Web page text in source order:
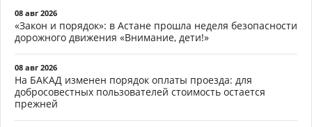
08 авг 2026
«Закон и порядок»: в Астане прошла неделя безопасности
дорожного движения «Внимание, дети!»
08 авг 2026
На БАКАД изменен порядок оплаты проезда: для
добросовестных пользователей стоимость остается
прежней